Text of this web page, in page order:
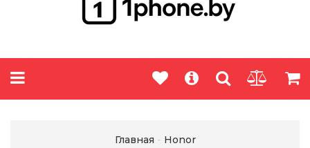
Главная Honor